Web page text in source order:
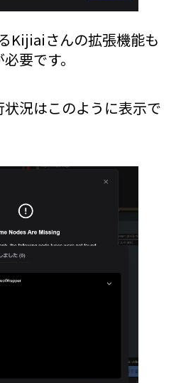
Kijiaiさんの拡張機能も
要です。
況はこのように表示で